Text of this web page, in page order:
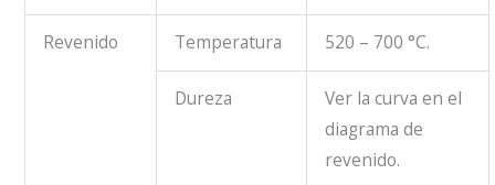
Revenido Temperatura 520 – 700 °C.
Dureza
Ver la curva en el
diagrama de
revenido.